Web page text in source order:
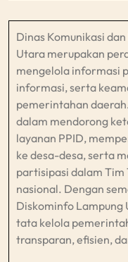
Dinas Komunikasi
Utara merupakan
mengelola informasi
informasi, serta
pemerintahan
dalam mendorong
layanan PPID,
ke desa-desa, serta
partisipasi dalam Tim
nasional. Dengan
Diskominfo
tata kelola
transparan, efisien,